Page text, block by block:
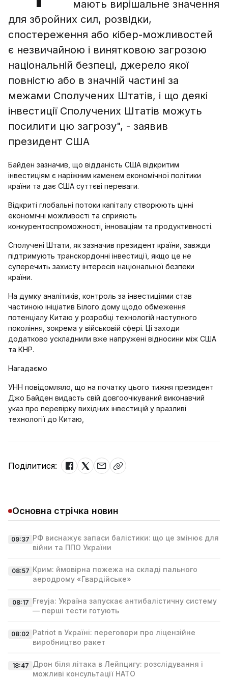
мають вирішальне значення
для збройних сил, розвідки,
спостереження або кібер-можливостей
є незвичайною і винятковою загрозою
національній безпеці, джерело якої
повністю або в значній частині за
межами Сполучених Штатів, і що деякі
інвестиції Сполучених Штатів можуть
посилити цю загрозу", - заявив
президент США
Байден зазначив, що відданість США відкритим
інвестиціям є наріжним каменем економічної політики
країни та дає США суттєві переваги.
Відкриті глобальні потоки капіталу створюють цінні
економічні можливості та сприяють
конкурентоспроможності, інноваціям та продуктивності.
Сполучені Штати, як зазначив президент країни, завжди
підтримують транскордонні інвестиції, якщо це не
суперечить захисту інтересів національної безпеки
країни.
На думку аналітиків, контроль за інвестиціями став
частиною ініціатив Білого дому щодо обмеження
потенціалу Китаю у розробці технологій наступного
покоління, зокрема у військовій сфері. Ці заходи
додатково ускладнили вже напружені відносини між США
та КНР.
Нагадаємо
УНН повідомляло, що на початку цього тижня президент
Джо Байден видасть свій довгоочікуваний виконавчий
указ про перевірку вихідних інвестицій у вразливі
технології до Китаю,
Поділитися:
Основна стрічка новин
09:37 РФ виснажує запаси балістики: що це змінює для
війни та ППО України
08:57 Крим: ймовірна пожежа на складі пального
аеродрому «Гвардійське»
08:17 Freyja: Україна запускає антибалістичну систему
— перші тести готують
08:02 Patriot в Україні: переговори про ліцензійне
виробництво ракет
18:47 Дрон біля літака в Лейпцигу: розслідування і
можливі консультації НАТО